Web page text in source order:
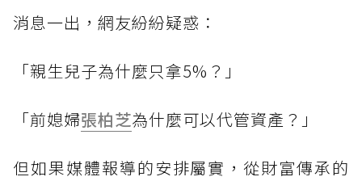
消息一出，網友紛紛疑惑：
「親生兒子為什麼只拿5%？」
「前媳婦張柏芝為什麼可以代管資產？」
但如果媒體報導的安排屬實，從財富傳承的